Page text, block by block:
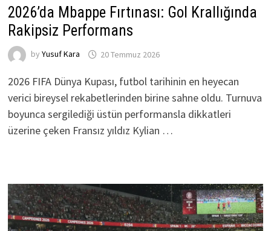
2026’da Mbappe Fırtınası: Gol Krallığında
Rakipsiz Performans
by Yusuf Kara 20 Temmuz 2026
2026 FIFA Dünya Kupası, futbol tarihinin en heyecan
verici bireysel rekabetlerinden birine sahne oldu. Turnuva
boyunca sergilediği üstün performansla dikkatleri
üzerine çeken Fransız yıldız Kylian …